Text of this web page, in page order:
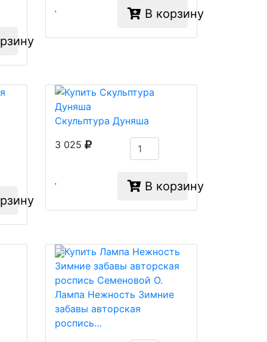
В корзину
Скульптура Дуняша
3 025
В корзину
Лампа Нежность Зимние
забавы авторская
роспись…